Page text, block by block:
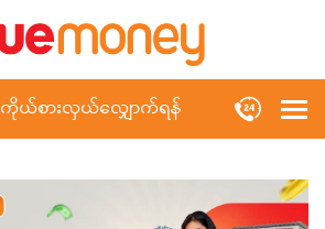
ကိုယ်စားလှယ်လျှောက်ရန်